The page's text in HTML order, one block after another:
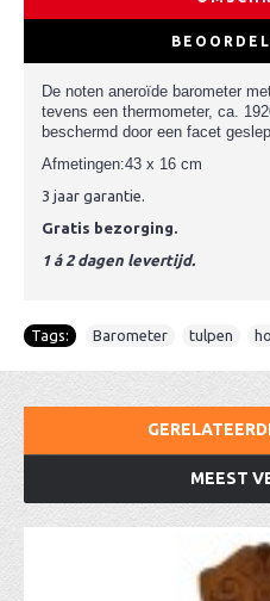
De noten aneroïde barometer
tevens een thermometer, ca.
beschermd door een facet
Afmetingen:43 x 16 cm
3 jaar garantie.
Gratis bezorging.
1 á 2 dagen levertijd.
Tags: Barometer tulpen
MEEST